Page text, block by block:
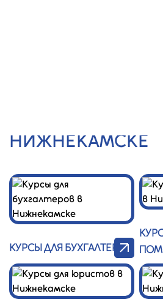
НИЖНЕКАМСКЕ
КУРСЫ ДЛЯ БУХГАЛТЕРОВ